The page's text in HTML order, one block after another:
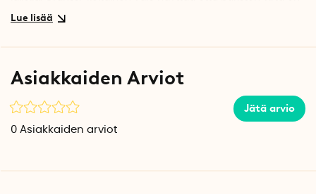
loppumaisillaan.
Mitat: 5,5 cm x 4,5 cm x 1,4 cm
Asiakkaiden Arviot
Jätä arvio
0 Asiakkaiden arviot